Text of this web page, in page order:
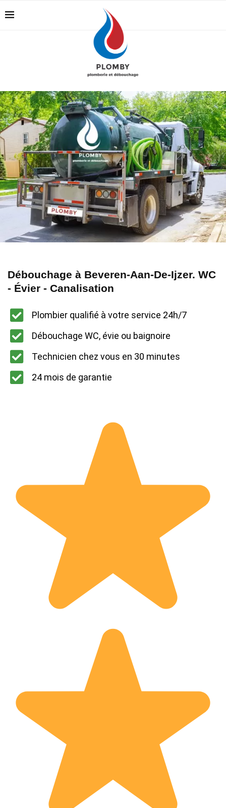
Débouchage à Beveren-Aan-De-Ijzer. WC
- Évier - Canalisation
Plombier qualifié à votre service 24h/7
Débouchage WC, évie ou baignoire
Technicien chez vous en 30 minutes
24 mois de garantie